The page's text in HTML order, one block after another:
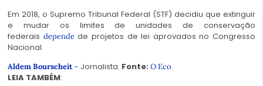
Em 2018, o Supremo Tribunal Federal (STF) decidiu que extinguir
e mudar os limites de unidades de conservação
federais dependede projetos de lei aprovados no Congresso
Nacional.
Aldem Bourscheit– Jornalista. Fonte: O Eco.
LEIA TAMBÉM: